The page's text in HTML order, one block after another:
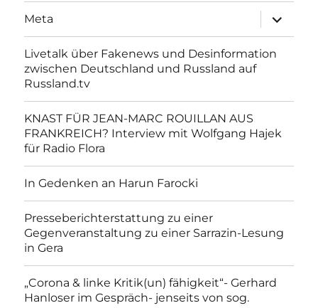
Meta
anzeigen
Livetalk über Fakenews und Desinformation
zwischen Deutschland und Russland auf
Russland.tv
KNAST FÜR JEAN-MARC ROUILLAN AUS
FRANKREICH? Interview mit Wolfgang Hajek
für Radio Flora
In Gedenken an Harun Farocki
Presseberichterstattung zu einer
Gegenveranstaltung zu einer Sarrazin-Lesung
in Gera
„Corona & linke Kritik(un) fähigkeit“- Gerhard
Hanloser im Gespräch- jenseits von sog.